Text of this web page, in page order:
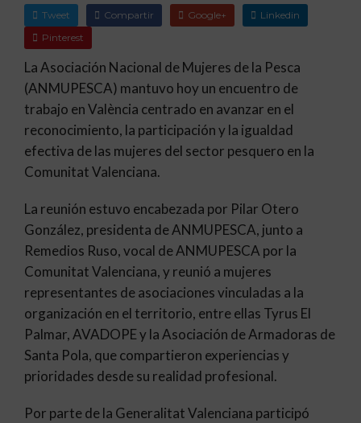
Tweet Compartir Google+
Linkedin
Pinterest
La Asociación Nacional de Mujeres de la Pesca
(ANMUPESCA) mantuvo hoy un encuentro de
trabajo en València centrado en avanzar en el
reconocimiento, la participación y la igualdad
efectiva de las mujeres del sector pesquero en la
Comunitat Valenciana.
La reunión estuvo encabezada por Pilar Otero
González, presidenta de ANMUPESCA, junto a
Remedios Ruso, vocal de ANMUPESCA por la
Comunitat Valenciana, y reunió a mujeres
representantes de asociaciones vinculadas a la
organización en el territorio, entre ellas Tyrus El
Palmar, AVADOPE y la Asociación de Armadoras de
Santa Pola, que compartieron experiencias y
prioridades desde su realidad profesional.
Por parte de la Generalitat Valenciana participó